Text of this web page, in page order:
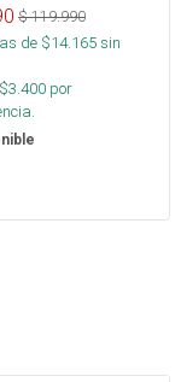
$119.990
de $14.165sin
$3.400 por